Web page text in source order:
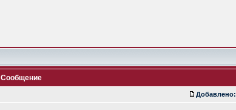
Сообщение
Добавлено: